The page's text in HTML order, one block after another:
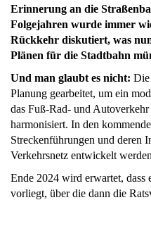
Erinnerung an die
Folgejahren wurde immer
Rückkehr diskutiert, was
Plänen für die Stadtbahn
Und man glaubt es nicht: Die
Planung gearbeitet, um ein
das Fuß-Rad- und
harmonisiert. In den
Streckenführungen und deren
Verkehrsnetz entwickelt
Ende 2024 wird erwartet, dass
vorliegt, über die dann die